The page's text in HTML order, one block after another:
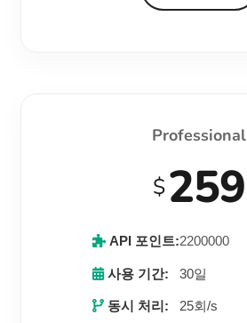
Professional
$259
API 포인트:2200000
사용 기간: 30일
동시 처리: 25회/s